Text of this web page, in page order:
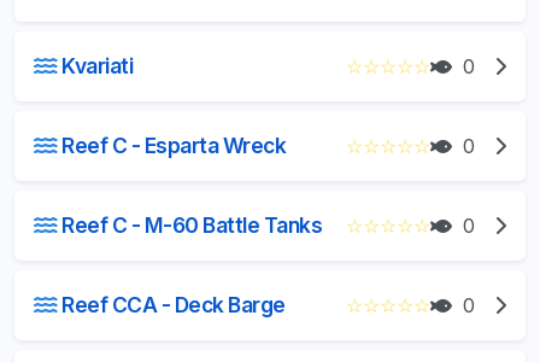
Kvariati ☆☆☆☆☆ 0
Reef C - Esparta Wreck ☆☆☆☆☆ 0
Reef C - M-60 Battle Tanks ☆☆☆☆☆ 0
Reef CCA - Deck Barge ☆☆☆☆☆ 0